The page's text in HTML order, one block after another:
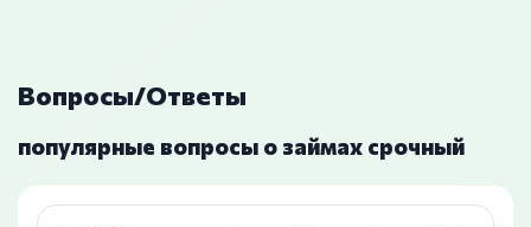
Вопросы/Ответы
популярные вопросы о займах срочный